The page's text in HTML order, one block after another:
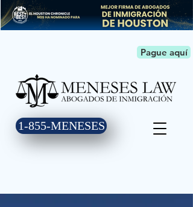
Pague aquí
1-855-MENESES